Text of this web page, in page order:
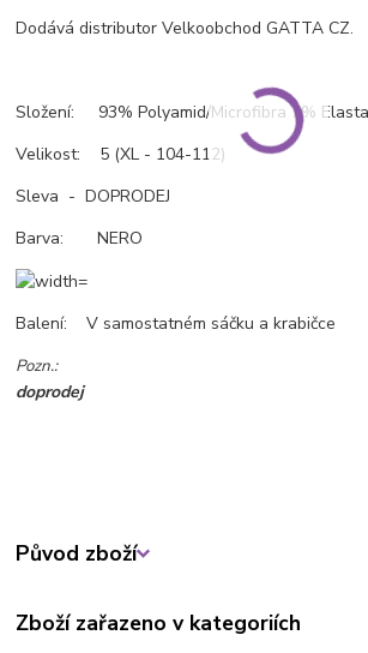
Dodává distributor Velkoobchod GATTA CZ.
Složení: 93% Polyamid/Microfibra 7%
Velikost: 5 (XL - 104-112)
Sleva - DOPRODEJ
Barva: NERO
Balení: V samostatném sáčku a krabičce
Pozn.:
doprodej
Původ zboží
Zboží zařazeno v kategoriích